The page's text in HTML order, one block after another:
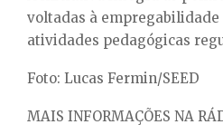
voltadas à empregabilidade
atividades pedagógicas
Foto: Lucas Fermin/SEED
MAIS INFORMAÇÕES NA